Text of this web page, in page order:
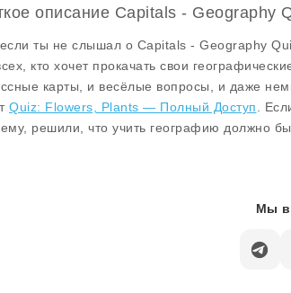
описание Capitals - Geography
ты не слышал о Capitals - Geography
кто хочет прокачать свои
карты, и весёлые вопросы, и даже
Quiz: Flowers, Plants — Полный Доступ .
решили, что учить географию должно
Мы в